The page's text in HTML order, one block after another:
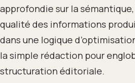
approfondie sur la
qualité des informations
dans une logique
la simple rédaction pour
structuration éditoriale.